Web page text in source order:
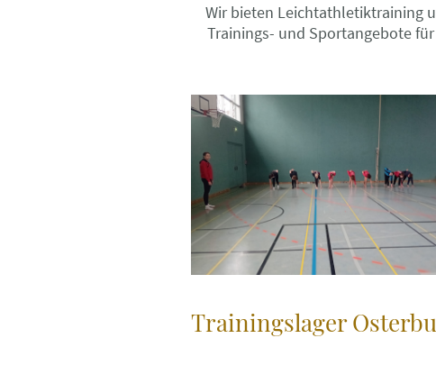
Wir bieten Leichtathletiktraining
Trainings- und Sportangebote
Trainingslager